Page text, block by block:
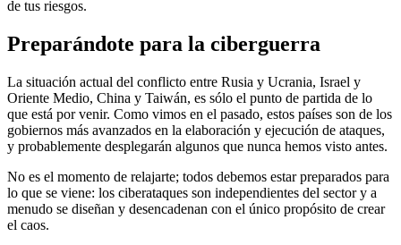
de tus riesgos.
Preparándote para la ciberguerra
La situación actual del conflicto entre Rusia y Ucrania, Israel y
Oriente Medio, China y Taiwán, es sólo el punto de partida de lo
que está por venir. Como vimos en el pasado, estos países son de los
gobiernos más avanzados en la elaboración y ejecución de ataques,
y probablemente desplegarán algunos que nunca hemos visto antes.
No es el momento de relajarte; todos debemos estar preparados para
lo que se viene: los ciberataques son independientes del sector y a
menudo se diseñan y desencadenan con el único propósito de crear
el caos.